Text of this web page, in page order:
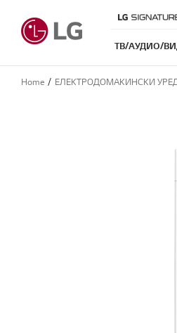
ТB/АУДИО/
Home ЕЛЕКТРОДОМАКИНСКИ